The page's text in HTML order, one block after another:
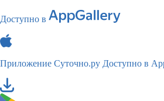
Доступно в
Приложение Суточно.ру Доступно в